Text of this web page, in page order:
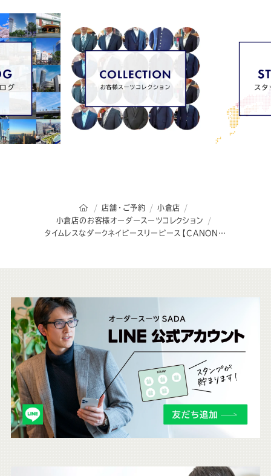
オーダースーツSADAのトップページ
店舗・ご予約
小倉店
小倉店のお客様オーダースーツコレクション
タイムレスなダークネイビースリーピース【CANONICO】
こ
ち
ら
も
チ
ェ